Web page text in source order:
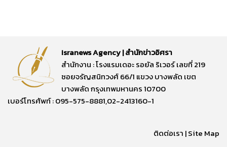
Isranews Agency | สำนักข่าวอิศรา
สำนักงาน : โรงแรมเดอะ รอยัล ริเวอร์ เลขที่ 219
ซอยจรัญสนิทวงศ์ 66/1 แขวง บางพลัด เขต
บางพลัด กรุงเทพมหานคร 10700
เบอร์โทรศัพท์ : 095-575-8881,02-2413160-1
ติดต่อเรา |Site Map